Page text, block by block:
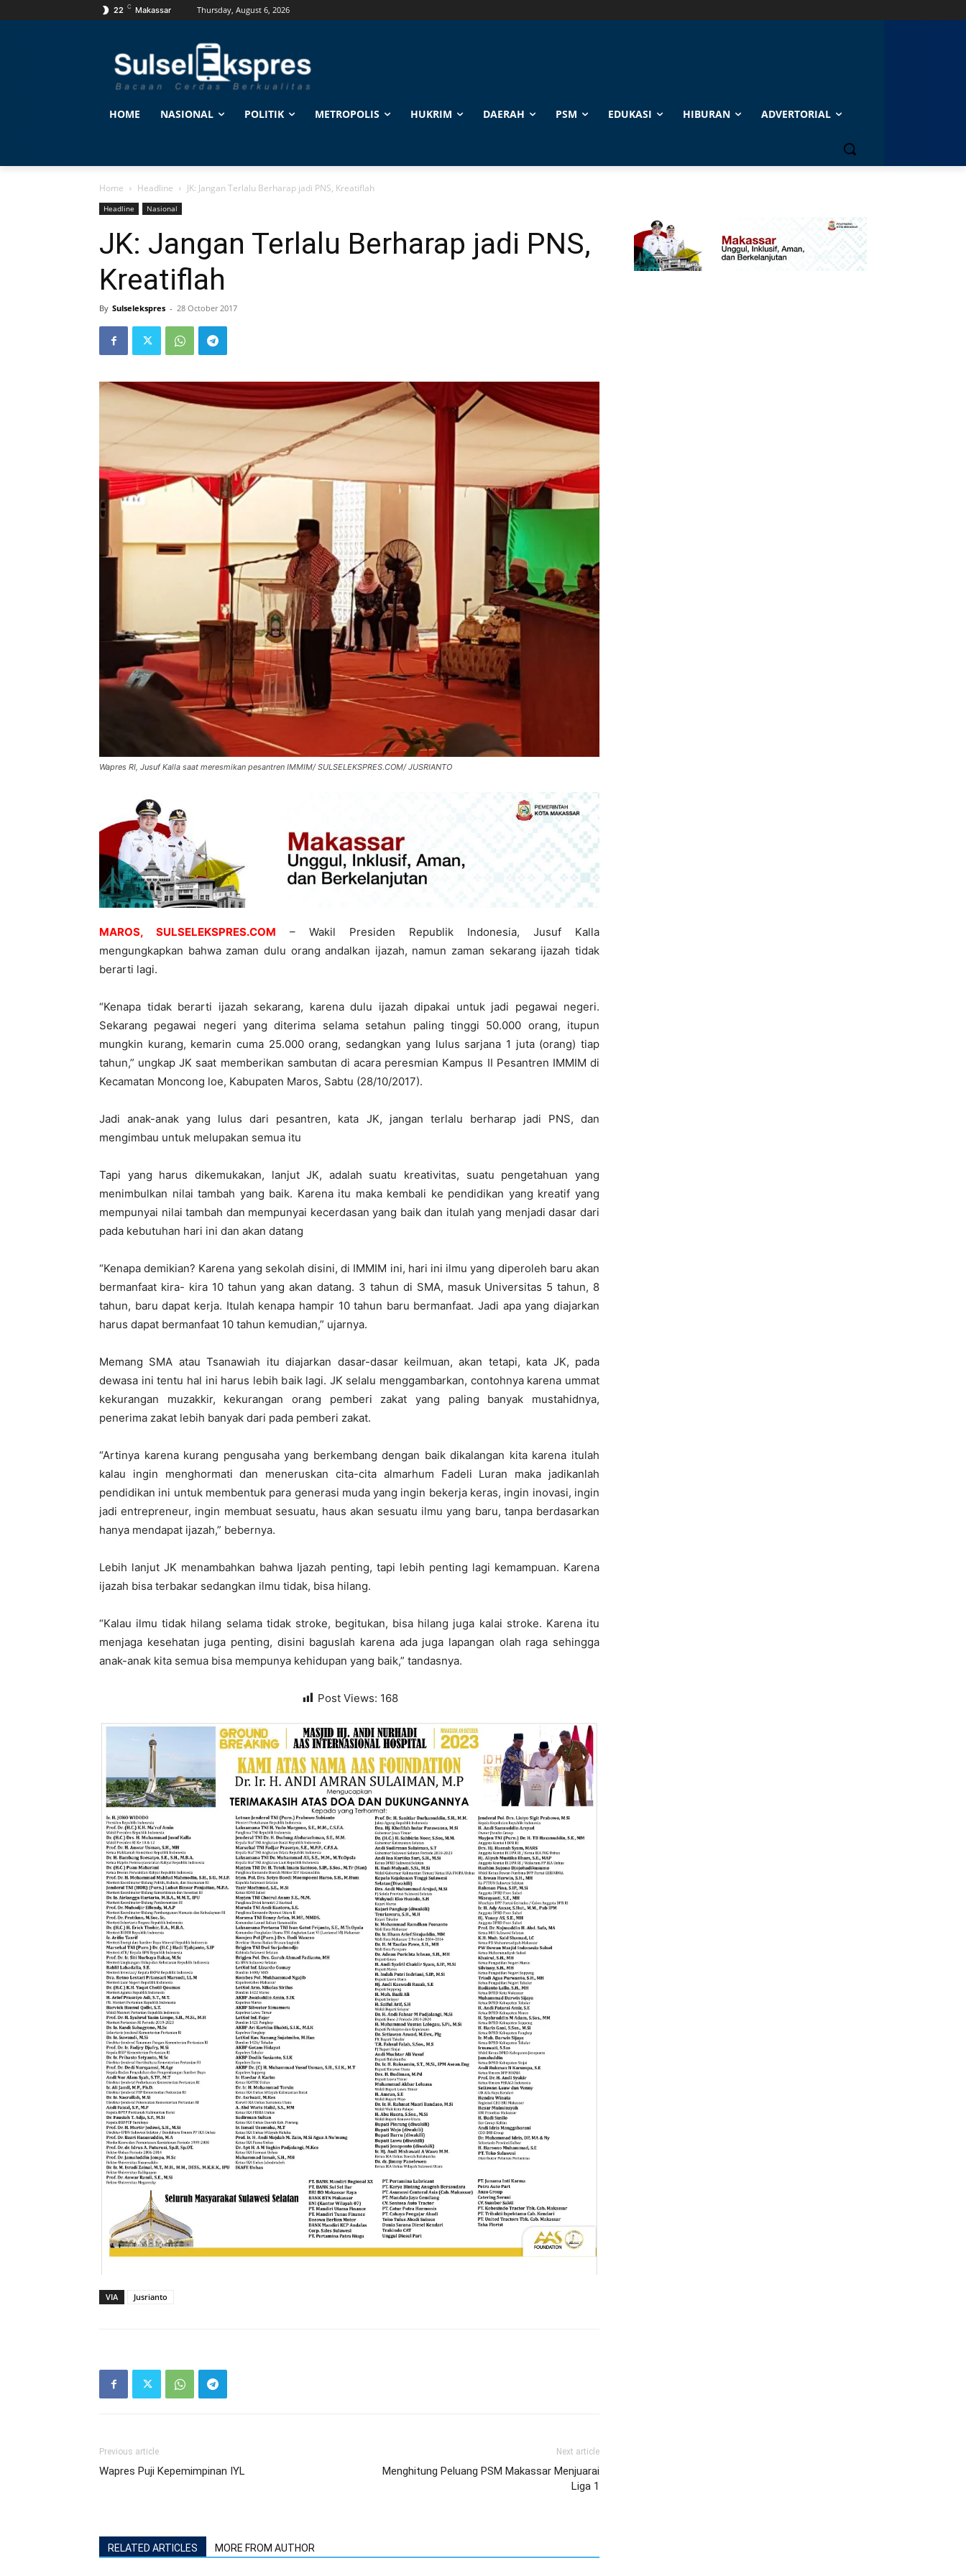
22 C Makassar Thursday, August 6, 2026
HOME NASIONAL POLITIK METROPOLIS HUKRIM DAERAH PSM EDUKASI HIBURAN ADVERTORIAL
Home Headline JK: Jangan Terlalu Berharap jadi PNS, Kreatiflah
Headline Nasional
JK: Jangan Terlalu Berharap jadi PNS,
Kreatiflah
By Sulselekspres - 28 October 2017
Wapres RI, Jusuf Kalla saat meresmikan pesantren IMMIM/ SULSELEKSPRES.COM/ JUSRIANTO
MAROS, SULSELEKSPRES.COM – Wakil Presiden Republik Indonesia, Jusuf Kalla
mengungkapkan bahwa zaman dulu orang andalkan ijazah, namun zaman sekarang ijazah tidak
berarti lagi.
“Kenapa tidak berarti ijazah sekarang, karena dulu ijazah dipakai untuk jadi pegawai negeri.
Sekarang pegawai negeri yang diterima selama setahun paling tinggi 50.000 orang, itupun
mungkin kurang, kemarin cuma 25.000 orang, sedangkan yang lulus sarjana 1 juta (orang) tiap
tahun,” ungkap JK saat memberikan sambutan di acara peresmian Kampus II Pesantren IMMIM di
Kecamatan Moncong loe, Kabupaten Maros, Sabtu (28/10/2017).
Jadi anak-anak yang lulus dari pesantren, kata JK, jangan terlalu berharap jadi PNS, dan
mengimbau untuk melupakan semua itu
Tapi yang harus dikemukakan, lanjut JK, adalah suatu kreativitas, suatu pengetahuan yang
menimbulkan nilai tambah yang baik. Karena itu maka kembali ke pendidikan yang kreatif yang
mempunyai nilai tambah dan mempunyai kecerdasan yang baik dan itulah yang menjadi dasar dari
pada kebutuhan hari ini dan akan datang
“Kenapa demikian? Karena yang sekolah disini, di IMMIM ini, hari ini ilmu yang diperoleh baru akan
bermanfaat kira- kira 10 tahun yang akan datang. 3 tahun di SMA, masuk Universitas 5 tahun, 8
tahun, baru dapat kerja. Itulah kenapa hampir 10 tahun baru bermanfaat. Jadi apa yang diajarkan
harus dapat bermanfaat 10 tahun kemudian,” ujarnya.
Memang SMA atau Tsanawiah itu diajarkan dasar-dasar keilmuan, akan tetapi, kata JK, pada
dewasa ini tentu hal ini harus lebih baik lagi. JK selalu menggambarkan, contohnya karena ummat
kekurangan muzakkir, kekurangan orang pemberi zakat yang paling banyak mustahidnya,
penerima zakat lebih banyak dari pada pemberi zakat.
“Artinya karena kurang pengusaha yang berkembang dengan baik dikalangan kita karena itulah
kalau ingin menghormati dan meneruskan cita-cita almarhum Fadeli Luran maka jadikanlah
pendidikan ini untuk membentuk para generasi muda yang ingin bekerja keras, ingin inovasi, ingin
jadi entrepreneur, ingin membuat sesuatu, haus akan sesuatu ilmu yang baru, tanpa berdasarkan
hanya mendapat ijazah,” bebernya.
Lebih lanjut JK menambahkan bahwa Ijazah penting, tapi lebih penting lagi kemampuan. Karena
ijazah bisa terbakar sedangkan ilmu tidak, bisa hilang.
“Kalau ilmu tidak hilang selama tidak stroke, begitukan, bisa hilang juga kalai stroke. Karena itu
menjaga kesehatan juga penting, disini baguslah karena ada juga lapangan olah raga sehingga
anak-anak kita semua bisa mempunya kehidupan yang baik,” tandasnya.
Post Views: 168
VIA Jusrianto
Previous article
Wapres Puji Kepemimpinan IYL
Next article
Menghitung Peluang PSM Makassar Menjuarai
Liga 1
RELATED ARTICLES MORE FROM AUTHOR